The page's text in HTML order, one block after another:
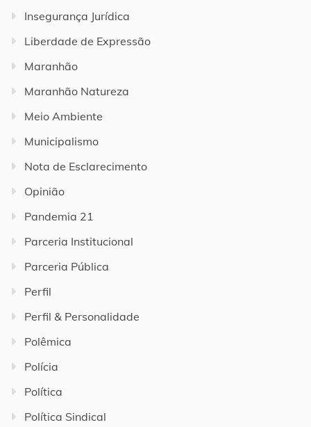
Insegurança Jurídica
Liberdade de Expressão
Maranhão
Maranhão Natureza
Meio Ambiente
Municipalismo
Nota de Esclarecimento
Opinião
Pandemia 21
Parceria Institucional
Parceria Pública
Perfil
Perfil & Personalidade
Polêmica
Polícia
Política
Política Sindical